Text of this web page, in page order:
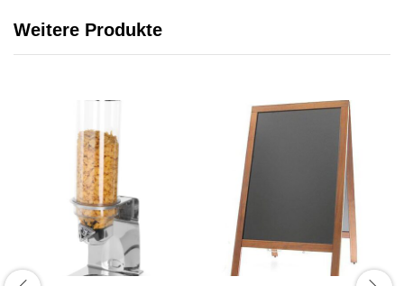
Weitere Produkte